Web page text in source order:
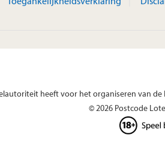
Toegankelijkheidsverklaring
heeft voor het organiseren van
© 2026 Postcode